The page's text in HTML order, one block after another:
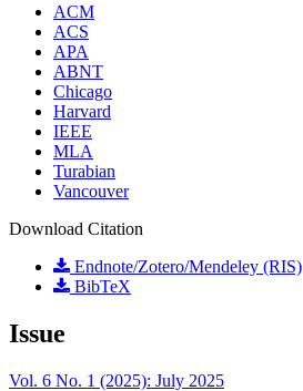
ACM
ACS
APA
ABNT
Chicago
Harvard
IEEE
MLA
Turabian
Vancouver
Download Citation
Endnote/Zotero/Mendeley (RIS)
BibTeX
Issue
Vol. 6 No. 1 (2025): July 2025